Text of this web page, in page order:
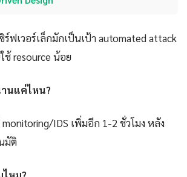
ร์ฟเวอร์เล็กมักเป็นเป้า automated attack
ช้ resource น้อย
านแค่ไหน?
IDS เพิ่มอีก 1-2 ชั่วโมง หลัง
มัติ